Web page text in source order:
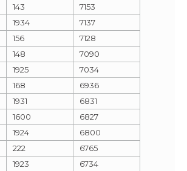
143
7153
1934
7137
156
7128
148
7090
1925
7034
168
6936
1931
6831
1600
6827
1924
6800
222
6765
1923
6734